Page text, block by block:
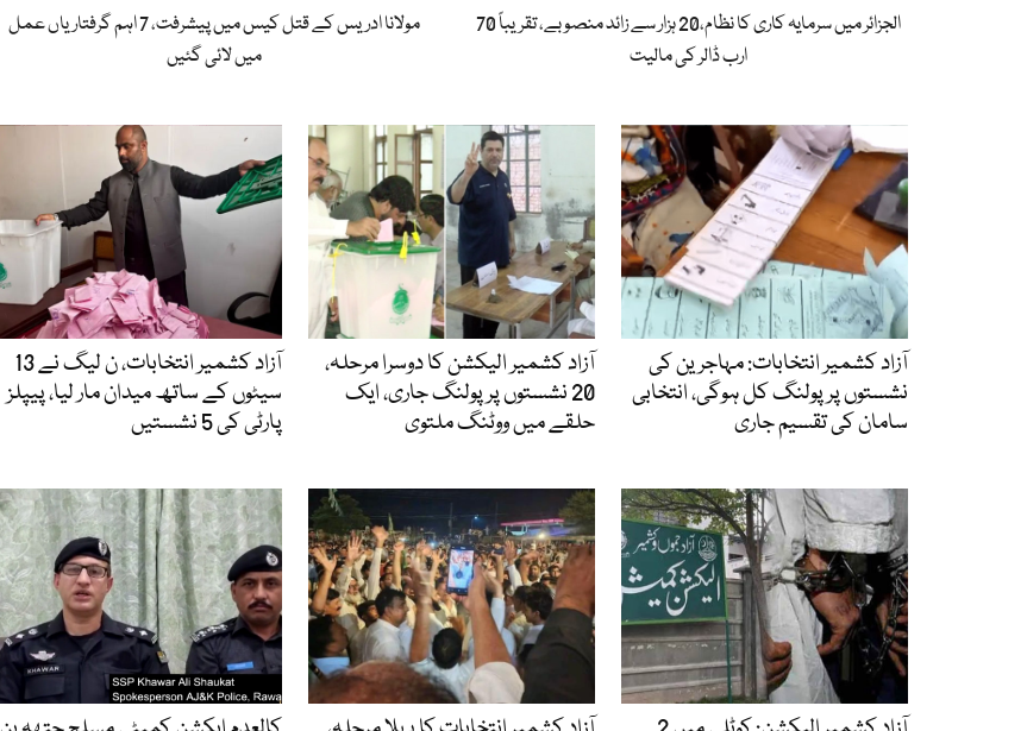
مولانا ادریس کے قتل کیس میں پیشرفت، 7 اہم گرفتاریاں عمل
میں لائی گئیں
الجزائر میں سرمایہ کاری کا نظام،20 ہزار سے زائد منصوبے، تقریباً 70
ارب ڈالر کی مالیت
آزاد کشمیر انتخابات، ن لیگ نے 13
سیٹوں کے ساتھ میدان مار لیا، پیپلز
پارٹی کی 5 نشستیں
آزاد کشمیر الیکشن کا دوسرا مرحلہ،
20 نشستوں پر پولنگ جاری، ایک
حلقے میں ووٹنگ ملتوی
آزاد کشمیر انتخابات: مہاجرین کی
نشستوں پر پولنگ کل ہوگی، انتخابی
سامان کی تقسیم جاری